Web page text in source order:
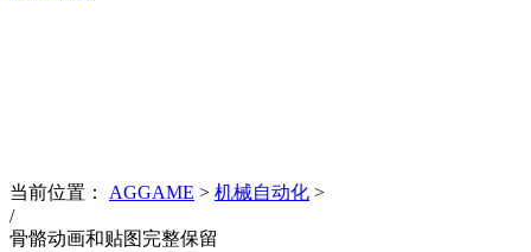
当前位置： AGGAME > 机械自动化 >
/
骨骼动画和贴图完整保留